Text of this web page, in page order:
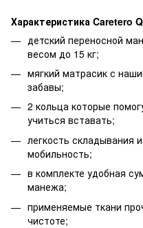
Характеристика Caretero
детский переносной
весом до 15 кг;
мягкий матрасик с
забавы;
2 кольца которые
учиться вставать;
легкость складывания
мобильность;
в комплекте удобная
манежа;
применяемые ткани
чистоте;